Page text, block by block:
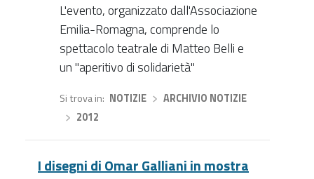
L'evento, organizzato dall'Associazione
Emilia-Romagna, comprende lo
spettacolo teatrale di Matteo Belli e
un "aperitivo di solidarietà"
Si trova in NOTIZIE›
ARCHIVIO NOTIZIE
2012
I disegni di Omar Galliani in mostra